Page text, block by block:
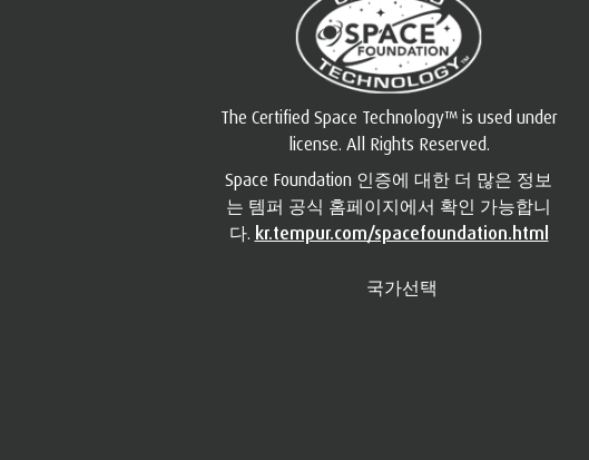
The Certified Space Technology™ is used under
license. All Rights Reserved.
Space Foundation 인증에 대한 더 많은 정보
는 템퍼 공식 홈페이지에서 확인 가능합니
다. kr.tempur.com/spacefoundation.html
국가선택